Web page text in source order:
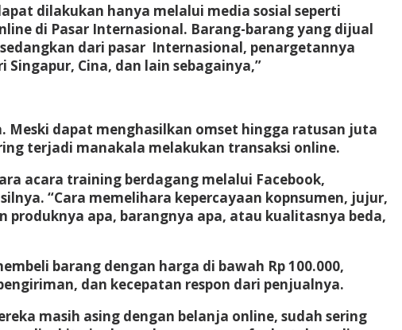
dilakukan hanya melalui media sosial seperti
di Pasar Internasional. Barang-barang yang dijual
dari pasar Internasional, penargetannya
Cina, dan lain sebagainya,”
Meski dapat menghasilkan omset hingga ratusan juta
terjadi manakala melakukan transaksi online.
acara training berdagang melalui Facebook,
“Cara memelihara kepercayaan kopnsumen, jujur,
produknya apa, barangnya apa, atau kualitasnya beda,
barang dengan harga di bawah Rp 100.000,
dan kecepatan respon dari penjualnya.
masih asing dengan belanja online, sudah sering